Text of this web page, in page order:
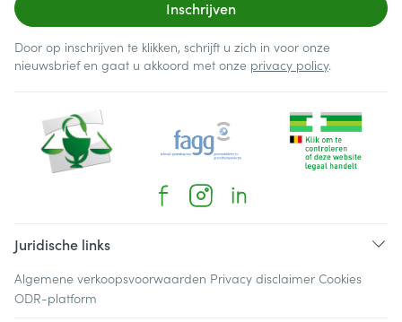
Inschrijven
Door op inschrijven te klikken, schrijft u zich in voor onze
nieuwsbrief en gaat u akkoord met onze privacy policy.
Juridische links
Algemene verkoopsvoorwaarden Privacy disclaimer Cookies
ODR-platform